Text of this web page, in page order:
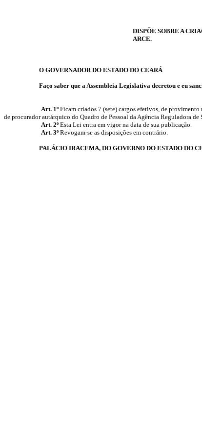
DISPÕE SOBRE A
ARCE.
O GOVERNADOR DO ESTADO DO CEARÁ
Faço saber que a Assembleia Legislativa decretou e eu
Art. 1ºFicam criados 7 (sete) cargos efetivos, de
de procurador autárquico do Quadro de Pessoal da Agência Reguladora
Art. 2ºEsta Lei entra em vigor na data de sua publicação.
Art. 3ºRevogam-se as disposições em contrário.
PALÁCIO IRACEMA, DO GOVERNO DO ESTADO DO